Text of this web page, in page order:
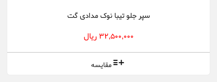
سپر جلو تیبا نوک مدادی گت
32,500,000 ریال
مقایسه